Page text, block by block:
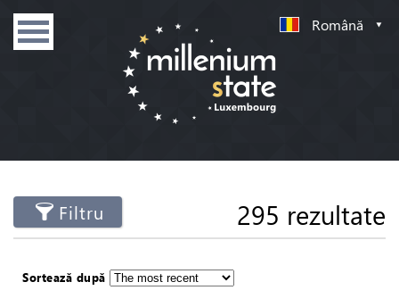
Română
Filtru 295 rezultate
Sortează după